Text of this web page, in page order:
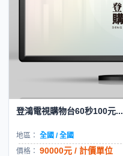
登鴻電視購物台60秒100元...
地區： 全國 / 全國
價格： 90000元 / 計價單位